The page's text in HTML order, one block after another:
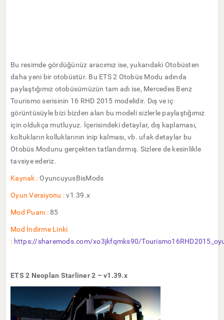
Bu resimde gördüğünüz aracımız ise, yukarıdaki Otobüsten
daha yeni bir otobüstür. Bu ETS 2 Otobüs Modu adında
paylaştığımız otobüsümüzün tam adı ise, Mercedes Benz
Tourismo serisinin 16 RHD 2015 modelidir. Dış ve iç
görüntüsüyle bizi bizden alan bu modeli sizlerle paylaştığımız
için oldukça mutluyuz. İçerisindeki detaylar, dış kaplaması,
koltukların kolluklarının inip kalması, vb. ufak detaylar bu
Otobüs Modunu gerçekten tatlandırmış. Sizlere de kesinlikle
tavsiye ederiz.
Kaynak :OyuncuyusBisMods
Oyun Versiyonu :v1.39.x
Mod Puanı :85
Mod İndirme Linki
: https://sharemods.com/xo3jkfqmks90/
ETS 2 Neoplan Starliner 2 – v1.39.x